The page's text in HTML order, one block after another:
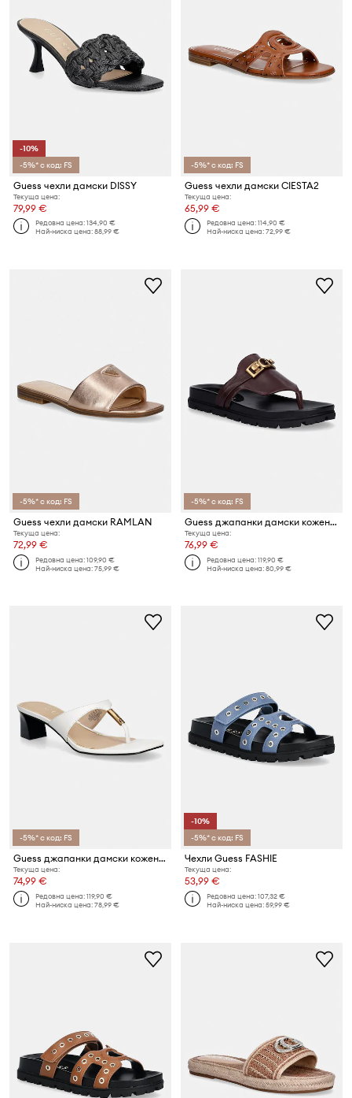
-10%
-5%* с код: FS
Guess чехли дамски DISSY
Текуща цена:
79,99 €
Редовна цена:134,90 €
Най-ниска цена:88,99 €
-5%* с код: FS
Guess чехли дамски CIESTA2
Текуща цена:
65,99 €
Редовна цена:114,90 €
Най-ниска цена:72,99 €
-5%* с код: FS
Guess чехли дамски RAMLAN
Текуща цена:
72,99 €
Редовна цена:109,90 €
Най-ниска цена:75,99 €
-5%* с код: FS
Guess джапанки дамски кожени FARRON
Текуща цена:
76,99 €
Редовна цена:119,90 €
Най-ниска цена:80,99 €
-5%* с код: FS
Guess джапанки дамски кожени YAIZA
Текуща цена:
74,99 €
Редовна цена:119,90 €
Най-ниска цена:78,99 €
-10%
-5%* с код: FS
Чехли Guess FASHIE
Текуща цена:
53,99 €
Редовна цена:107,32 €
Най-ниска цена:59,99 €